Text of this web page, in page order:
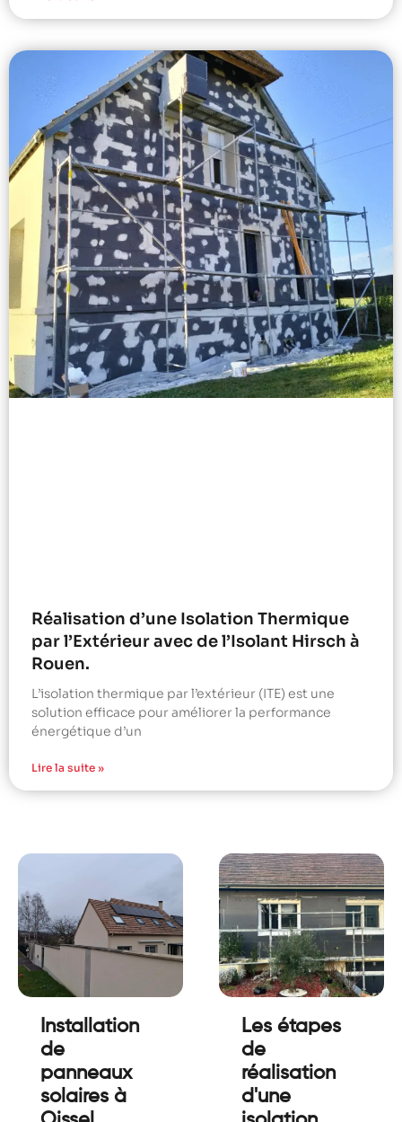
Réalisation d’une Isolation Thermique
par l’Extérieur avec de l’Isolant Hirsch à
Rouen.
L’isolation thermique par l’extérieur (ITE) est une
solution efficace pour améliorer la performance
énergétique d’un
Lire la suite »
Installation
de
panneaux
solaires à
Les étapes
de
réalisation
d'une